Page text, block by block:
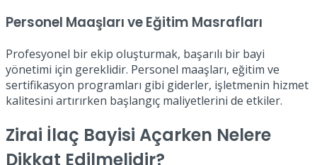
Personel Maaşları ve Eğitim Masrafları
Profesyonel bir ekip oluşturmak, başarılı bir bayi
yönetimi için gereklidir. Personel maaşları, eğitim ve
sertifikasyon programları gibi giderler, işletmenin hizmet
kalitesini artırırken başlangıç maliyetlerini de etkiler.
Zirai İlaç Bayisi Açarken Nelere
Dikkat Edilmelidir?